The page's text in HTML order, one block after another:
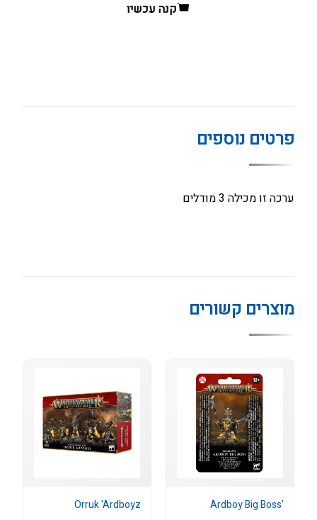
קנה עכשיו
פרטים נוספים
ערכה זו מכילה 3 מודלים
מוצרים קשורים
'Ardboy Big Boss
Orruk 'Ardboyz